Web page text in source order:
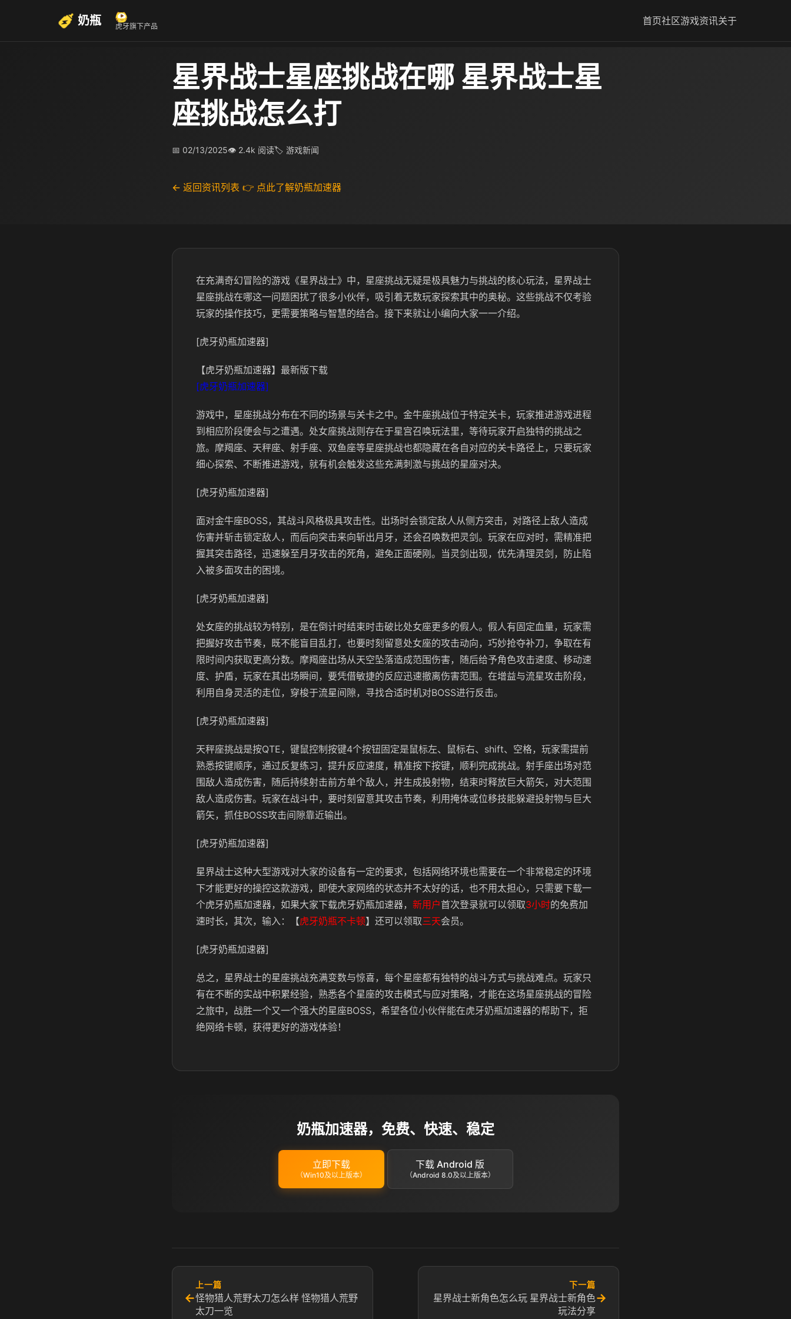
奶瓶 虎牙旗下产品 首页社区游戏资讯关于
星界战士星座挑战在哪 星界战士星
座挑战怎么打
📅 02/13/2025👁 2.4k 阅读🏷 游戏新闻
← 返回资讯列表 👉 点此了解奶瓶加速器
在充满奇幻冒险的游戏《星界战士》中，星座挑战无疑是极具魅力与挑战的核心玩法，星界战士
星座挑战在哪这一问题困扰了很多小伙伴，吸引着无数玩家探索其中的奥秘。这些挑战不仅考验
玩家的操作技巧，更需要策略与智慧的结合。接下来就让小编向大家一一介绍。
[虎牙奶瓶加速器]
【虎牙奶瓶加速器】最新版下载
[虎牙奶瓶加速器]
游戏中，星座挑战分布在不同的场景与关卡之中。金牛座挑战位于特定关卡，玩家推进游戏进程
到相应阶段便会与之遭遇。处女座挑战则存在于星宫召唤玩法里，等待玩家开启独特的挑战之
旅。摩羯座、天秤座、射手座、双鱼座等星座挑战也都隐藏在各自对应的关卡路径上，只要玩家
细心探索、不断推进游戏，就有机会触发这些充满刺激与挑战的星座对决。
[虎牙奶瓶加速器]
面对金牛座BOSS，其战斗风格极具攻击性。出场时会锁定敌人从侧方突击，对路径上敌人造成
伤害并斩击锁定敌人，而后向突击来向斩出月牙，还会召唤数把灵剑。玩家在应对时，需精准把
握其突击路径，迅速躲至月牙攻击的死角，避免正面硬刚。当灵剑出现，优先清理灵剑，防止陷
入被多面攻击的困境。
[虎牙奶瓶加速器]
处女座的挑战较为特别，是在倒计时结束时击破比处女座更多的假人。假人有固定血量，玩家需
把握好攻击节奏，既不能盲目乱打，也要时刻留意处女座的攻击动向，巧妙抢夺补刀，争取在有
限时间内获取更高分数。摩羯座出场从天空坠落造成范围伤害，随后给予角色攻击速度、移动速
度、护盾，玩家在其出场瞬间，要凭借敏捷的反应迅速撤离伤害范围。在增益与流星攻击阶段，
利用自身灵活的走位，穿梭于流星间隙，寻找合适时机对BOSS进行反击。
[虎牙奶瓶加速器]
天秤座挑战是按QTE，键鼠控制按键4个按钮固定是鼠标左、鼠标右、shift、空格，玩家需提前
熟悉按键顺序，通过反复练习，提升反应速度，精准按下按键，顺利完成挑战。射手座出场对范
围敌人造成伤害，随后持续射击前方单个敌人，并生成投射物，结束时释放巨大箭矢，对大范围
敌人造成伤害。玩家在战斗中，要时刻留意其攻击节奏，利用掩体或位移技能躲避投射物与巨大
箭矢，抓住BOSS攻击间隙靠近输出。
[虎牙奶瓶加速器]
星界战士这种大型游戏对大家的设备有一定的要求，包括网络环境也需要在一个非常稳定的环境
下才能更好的操控这款游戏，即使大家网络的状态并不太好的话，也不用太担心，只需要下载一
个虎牙奶瓶加速器，如果大家下载虎牙奶瓶加速器， 新用户首次登录就可以领取3小时的免费加
速时长，其次，输入：【虎牙奶瓶不卡顿】还可以领取三天会员。
[虎牙奶瓶加速器]
总之，星界战士的星座挑战充满变数与惊喜，每个星座都有独特的战斗方式与挑战难点。玩家只
有在不断的实战中积累经验，熟悉各个星座的攻击模式与应对策略，才能在这场星座挑战的冒险
之旅中，战胜一个又一个强大的星座BOSS，希望各位小伙伴能在虎牙奶瓶加速器的帮助下，拒
绝网络卡顿，获得更好的游戏体验！
奶瓶加速器，免费、快速、稳定
立即下载
（Win10及以上版本）
下载 Android 版
（Android 8.0及以上版本）
←
上一篇
怪物猎人荒野太刀怎么样 怪物猎人荒野
太刀一览
下一篇
星界战士新角色怎么玩 星界战士新角色
玩法分享
→